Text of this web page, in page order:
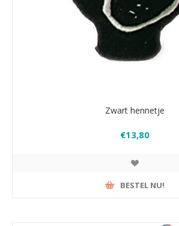
Zwart hennetje
€13,80
BESTEL NU!